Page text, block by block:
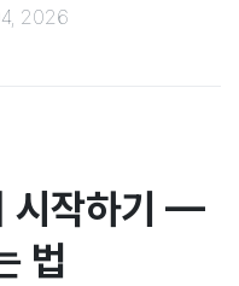
2026
시작하기 —
법